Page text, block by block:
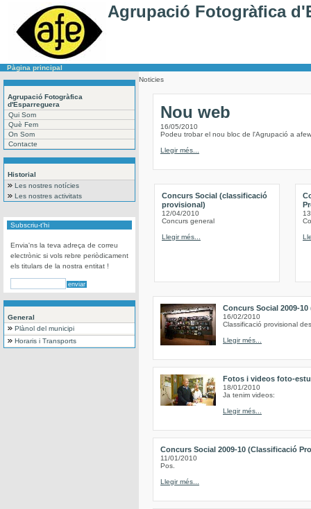
Agrupació Fotogràfica
Pàgina principal
Agrupació Fotogràfica
d'Esparreguera
Qui Som
Què Fem
On Som
Contacte
Historial
Les nostres notícies
Les nostres activitats
Subscriu-t'hi
Envia'ns la teva adreça de correu
electrònic si vols rebre periòdicament
els titulars de la nostra entitat !
General
Plànol del municipi
Horaris i Transports
Noticies
Nou web
16/05/2010
Podeu trobar el nou bloc de l'Agrupació a
Llegir més...
Concurs Social (classificació
provisional)
12/04/2010
Concurs general
Llegir més...
Concurs Social 2009-
16/02/2010
Classificació provisional
Llegir més...
Fotos i videos foto-
18/01/2010
Ja tenim videos:
Llegir més...
Concurs Social 2009-10 (Classificació
11/01/2010
Pos.
Llegir més...